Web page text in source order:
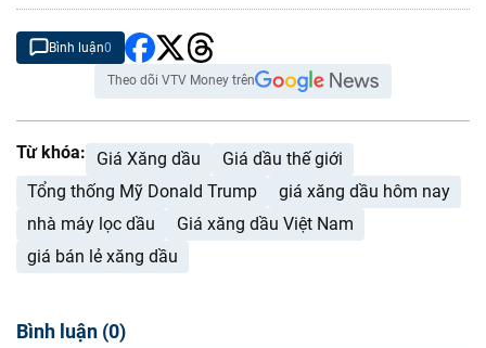
Bình luận0
Theo dõi VTV Money trên
Từ khóa: Giá Xăng dầu
Giá dầu thế giới
Tổng thống Mỹ Donald Trump
giá xăng dầu hôm nay
nhà máy lọc dầu
Giá xăng dầu Việt Nam
giá bán lẻ xăng dầu
Bình luận (0)